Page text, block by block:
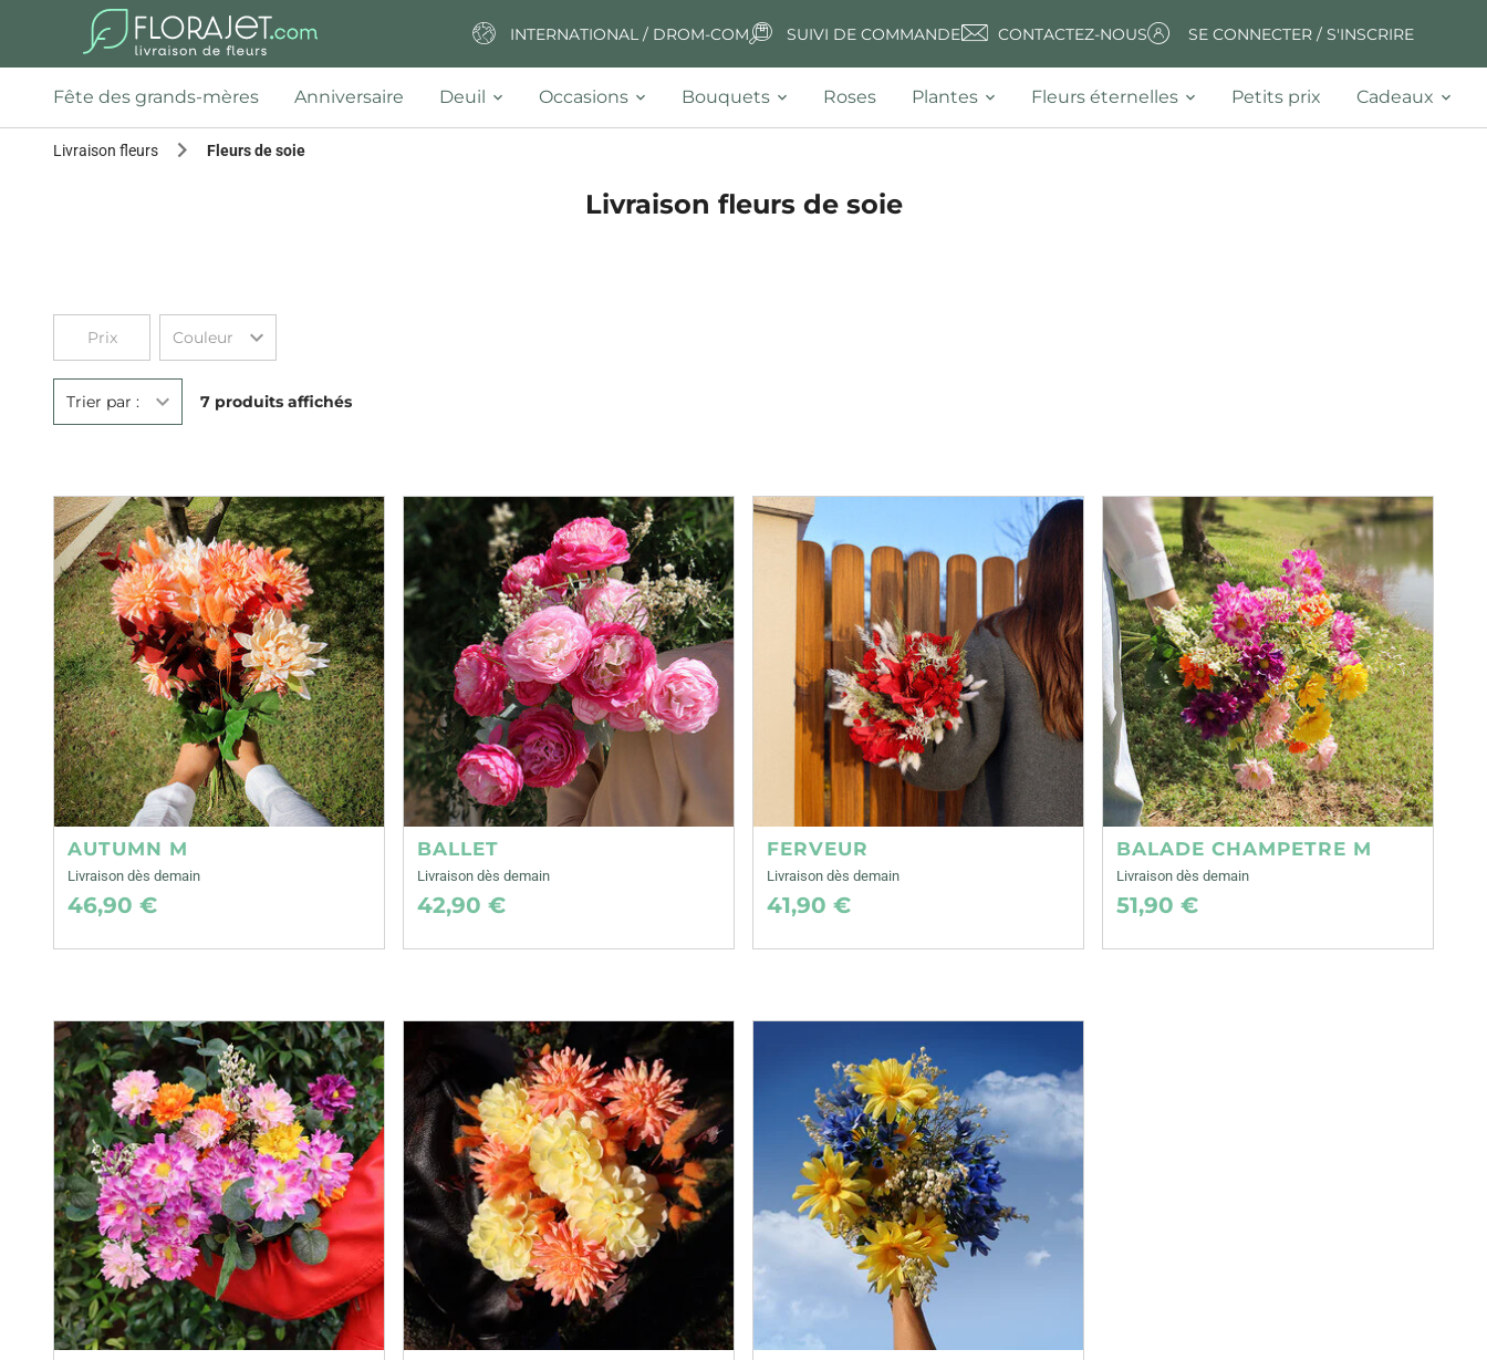
INTERNATIONAL / DROM-COM SUIVI DE COMMANDE CONTACTEZ-NOUS SE CONNECTER / S'INSCRIRE
Fête des grands-mères Anniversaire Deuil Occasions Bouquets Roses Plantes Fleurs éternelles Petits prix Cadeaux
Livraison fleurs Fleurs de soie
Livraison fleurs de soie
Prix Couleur
Trier par : 7 produits affichés
AUTUMN M
Livraison dès demain
46,90 €
BALLET
Livraison dès demain
42,90 €
FERVEUR
Livraison dès demain
41,90 €
BALADE CHAMPETRE M
Livraison dès demain
51,90 €